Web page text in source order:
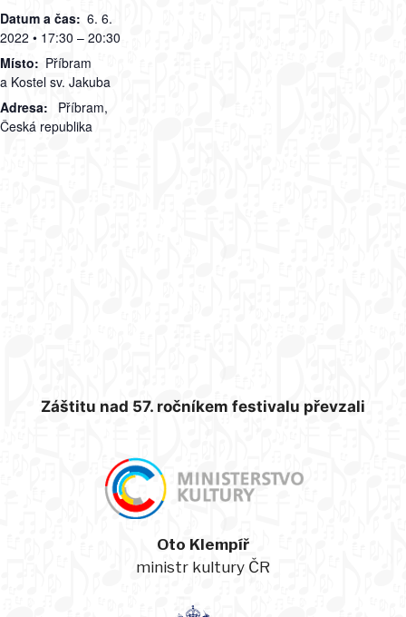
Datum a čas: 6. 6.
2022 • 17:30 – 20:30
Místo: Příbram
a Kostel sv. Jakuba
Adresa:
Příbram,
Česká republika
Záštitu nad 57. ročníkem festivalu převzali
Oto Klempíř
ministr kultury ČR